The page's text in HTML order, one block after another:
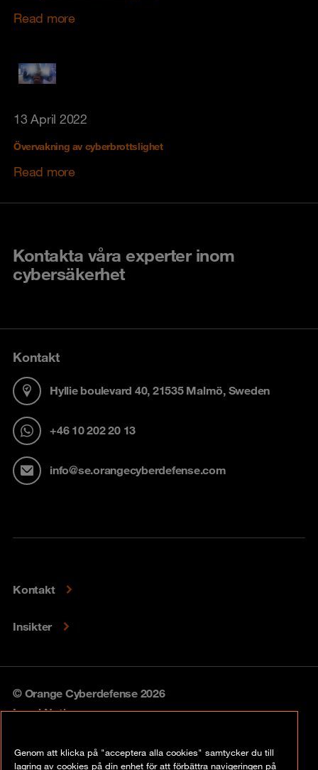
Read more
13 April 2022
Övervakning av cyberbrottslighet
Read more
Kontakta våra experter inom
cybersäkerhet
Kontakt
Hyllie boulevard 40, 21535 Malmö, Sweden
+46 10 202 20 13
info@se.orangecyberdefense.com
Kontakt
Insikter
© Orange Cyberdefense 2026
Legal Notice
Genom att klicka på "acceptera alla cookies" samtycker du till
lagring av cookies på din enhet för att förbättra navigeringen på